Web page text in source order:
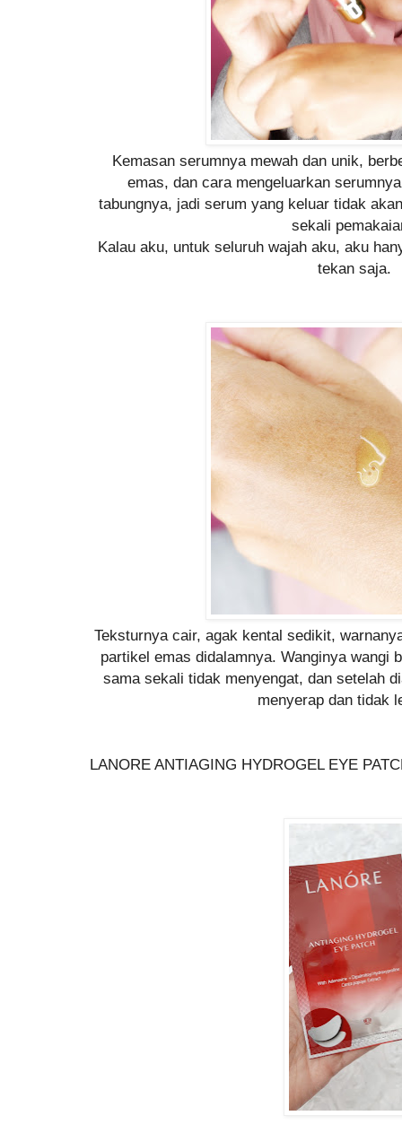
Kemasan serumnya mewah dan unik,
emas, dan cara mengeluarkan
tabungnya, jadi serum yang keluar tidak
sekali
Kalau aku, untuk seluruh wajah aku, aku
tekan saja.
Teksturnya cair, agak kental sedikit,
partikel emas didalamnya. Wanginya wangi
sama sekali tidak menyengat, dan setelah
menyerap dan tidak
LANORE ANTIAGING HYDROGEL EYE